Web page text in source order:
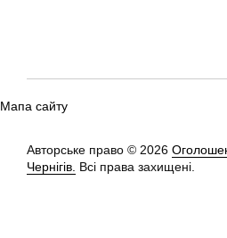
Мапа сайту
Авторське право © 2026
Чернігів. Всі права захищені.